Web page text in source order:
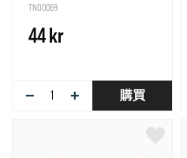
TNO0069
44 kr
− + 購買